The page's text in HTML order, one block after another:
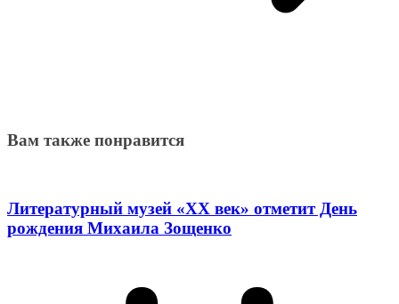
Вам также понравится
Литературный музей «ХХ век» отметит День
рождения Михаила Зощенко